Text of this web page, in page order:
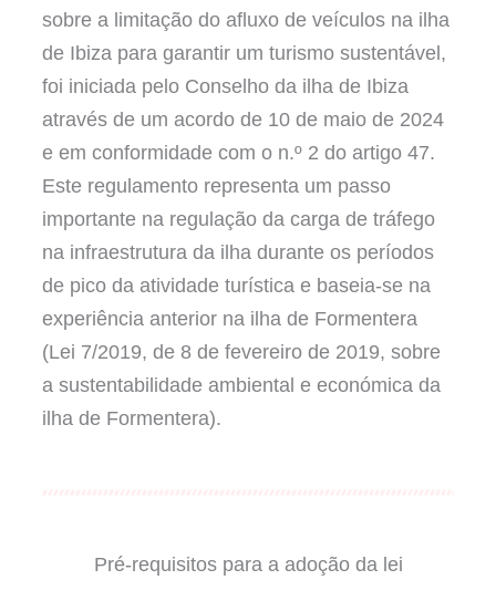
sobre a limitação do afluxo de veículos na ilha
de Ibiza para garantir um turismo sustentável,
foi iniciada pelo Conselho da ilha de Ibiza
através de um acordo de 10 de maio de 2024
e em conformidade com o n.º 2 do artigo 47.
Este regulamento representa um passo
importante na regulação da carga de tráfego
na infraestrutura da ilha durante os períodos
de pico da atividade turística e baseia-se na
experiência anterior na ilha de Formentera
(Lei 7/2019, de 8 de fevereiro de 2019, sobre
a sustentabilidade ambiental e económica da
ilha de Formentera).
Pré-requisitos para a adoção da lei